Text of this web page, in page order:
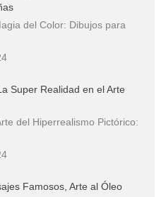
del Color: Dibujos para
Super Realidad en el Arte
del Hiperrealismo Pictórico:
Famosos, Arte al Óleo